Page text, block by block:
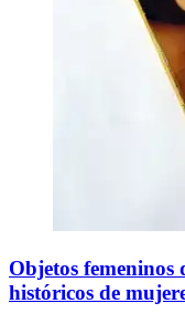
Objetos femeninos
históricos de